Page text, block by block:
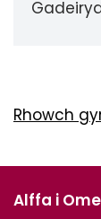
Rhowch
Alffa i